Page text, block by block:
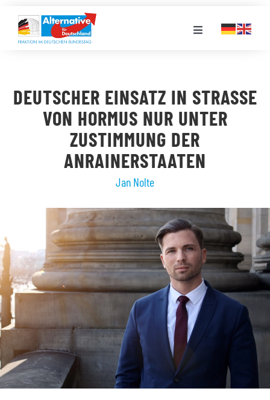
Inhalt
springen
Toggle
LANDESGRUPPEN
VERANSTALTUNGEN
STELLENPORTAL
MEDIATHEK
DEUTSCHER EINSATZ IN STRASSE V
ON HORMUS NUR UNTER Z
USTIMMUNG DER A
NRAINERSTAATEN
Jan Nolte